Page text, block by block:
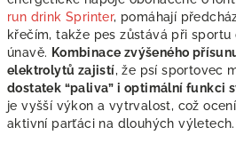
run drink Sprinter, pomáhají
křečím, takže pes zůstává při
únavě. Kombinace zvýšeného
elektrolytů zajistí, že psí sportovec
dostatek “paliva” i optimální funkci
je vyšší výkon a vytrvalost, což
aktivní parťáci na dlouhých výletech.